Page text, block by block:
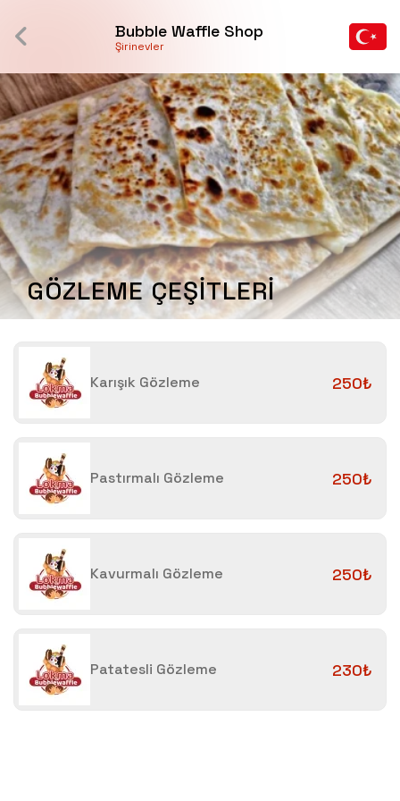
Bubble Waffle Shop
Şirinevler
GÖZLEME ÇEŞİTLERİ
Karışık Gözleme 250₺
Pastırmalı Gözleme 250₺
Kavurmalı Gözleme 250₺
Patatesli Gözleme 230₺